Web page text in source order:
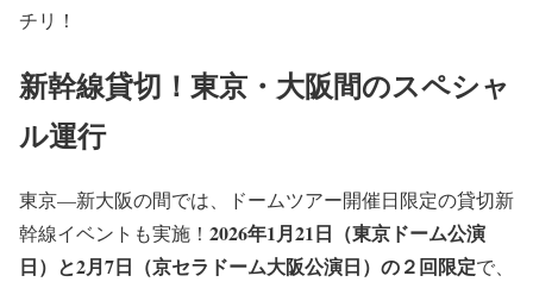
チリ！
新幹線貸切！東京・大阪間のスペシャ
ル運行
東京—新大阪の間では、ドームツアー開催日限定の貸切新
幹線イベントも実施！ 2026年1月21日（東京ドーム公演
日）と2月7日（京セラドーム大阪公演日）の２回限定で、